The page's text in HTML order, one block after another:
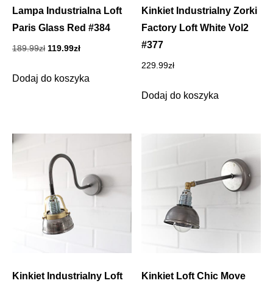
Lampa Industrialna Loft
Paris Glass Red #384
189.99zł Pierwotna
wynosiła:
119.99złAktualna
wynosi:
Dodaj do koszyka
Kinkiet Industrialny Zorki
Factory Loft White Vol2
#377
229.99zł
Dodaj do koszyka
Kinkiet Industrialny Loft
Kinkiet Loft Chic Move